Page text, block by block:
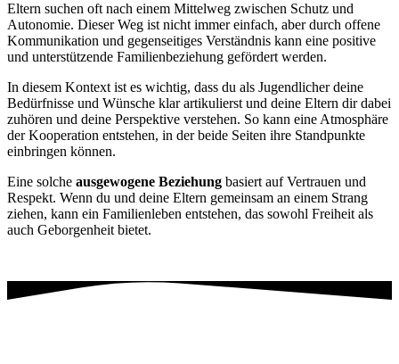
Eltern suchen oft nach einem Mittelweg zwischen Schutz und
Autonomie. Dieser Weg ist nicht immer einfach, aber durch offene
Kommunikation und gegenseitiges Verständnis kann eine positive
und unterstützende Familienbeziehung gefördert werden.
In diesem Kontext ist es wichtig, dass du als Jugendlicher deine
Bedürfnisse und Wünsche klar artikulierst und deine Eltern dir dabei
zuhören und deine Perspektive verstehen. So kann eine Atmosphäre
der Kooperation entstehen, in der beide Seiten ihre Standpunkte
einbringen können.
Eine solche ausgewogene Beziehung basiert auf Vertrauen und
Respekt. Wenn du und deine Eltern gemeinsam an einem Strang
ziehen, kann ein Familienleben entstehen, das sowohl Freiheit als
auch Geborgenheit bietet.